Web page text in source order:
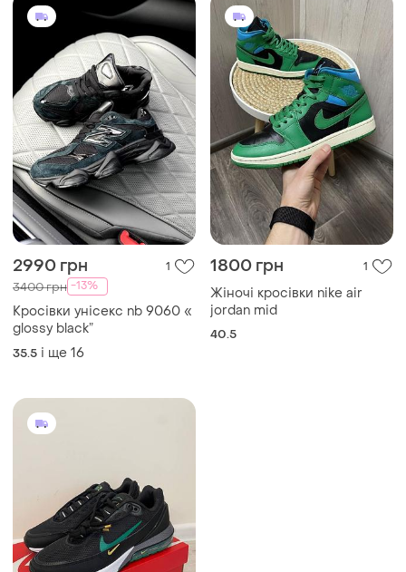
2990 грн 1
3400 грн -13%
Кросівки унісекс nb 9060 «
glossy black”
35.5 і ще 16
1800 грн 1
Жіночі кросівки nike air
jordan mid
40.5